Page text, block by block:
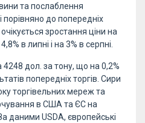
та послаблення
порівняно до попередніх
зростання ціни на
в липні і на 3% в серпні.
4248 дол. за тону, що на 0,2%
попередніх торгів. Сири
торгівельних мереж та
в США та ЄС на
даними USDA, європейські